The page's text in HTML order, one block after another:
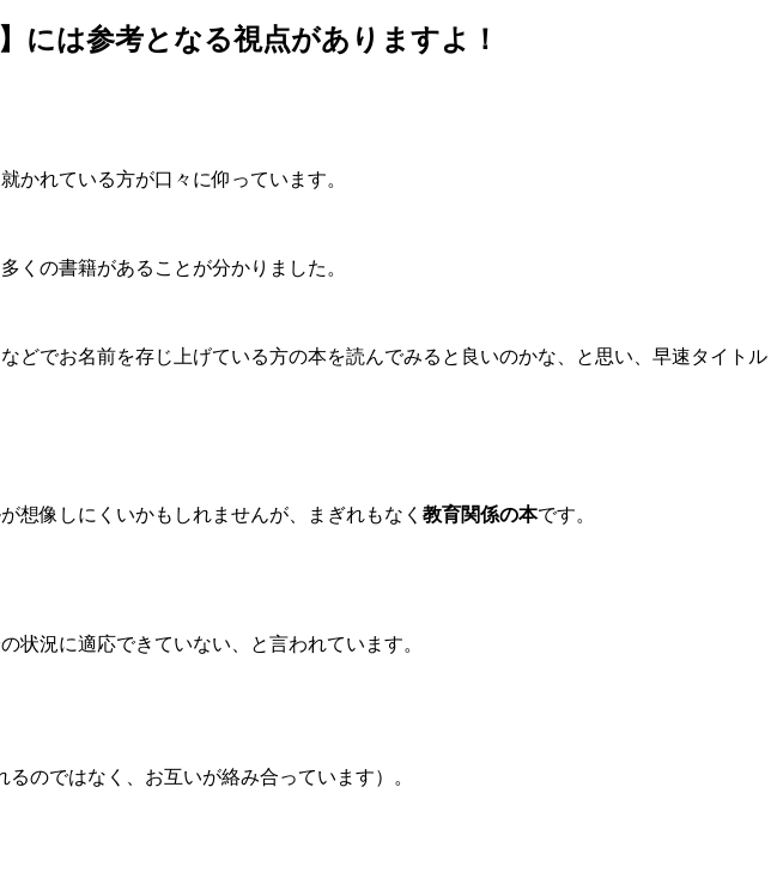
には参考となる視点がありますよ！
かれている方が口々に仰っています。
くの書籍があることが分かりました。
でお名前を存じ上げている方の本を読んでみると良いのかな、と思い、早速タイトル
想像しにくいかもしれませんが、まぎれもなく 教育関係の本です。
状況に適応できていない、と言われています。
のではなく、お互いが絡み合っています）。